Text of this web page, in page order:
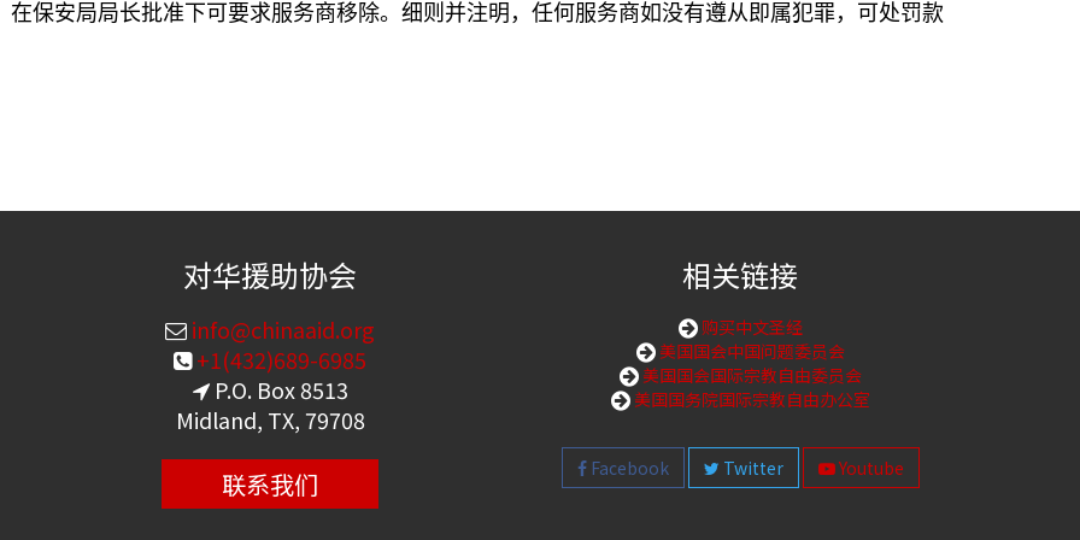
在保安局局长批准下可要求服务商移除。细则并注明，任何服务商如没有遵从即属犯罪，可处罚款
对华援助协会
info@chinaaid.org
+1(432)689-6985
P.O. Box 8513
Midland, TX, 79708
联系我们
相关链接
购买中文圣经
美国国会中国问题委员会
美国国会国际宗教自由委员会
美国国务院国际宗教自由办公室
Facebook Twitter Youtube